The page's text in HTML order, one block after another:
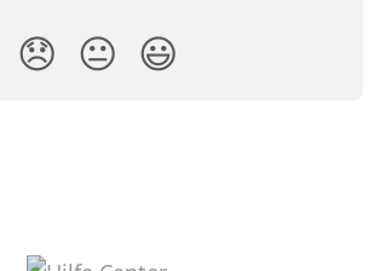
😞 😐 😃